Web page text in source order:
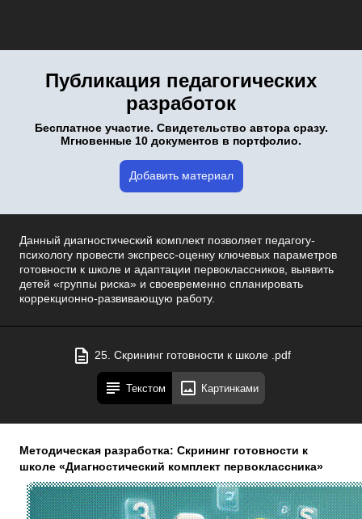
Публикация педагогических
разработок
Бесплатное участие. Свидетельство автора сразу.
Мгновенные 10 документов в портфолио.
Добавить материал
Данный диагностический комплект позволяет педагогу-
психологу провести экспресс-оценку ключевых параметров
готовности к школе и адаптации первоклассников, выявить
детей «группы риска» и своевременно спланировать
коррекционно-развивающую работу.
25. Скрининг готовности к школе .pdf
Текстом Картинками
Методическая разработка: Скрининг готовности к
школе «Диагностический комплект первоклассника»